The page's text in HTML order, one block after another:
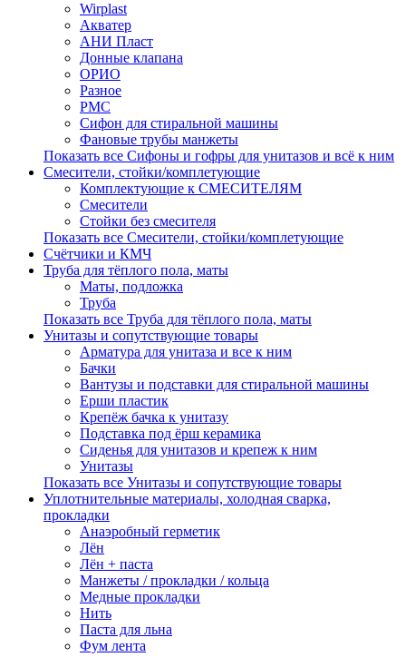
Wirplast
Акватер
АНИ Пласт
Донные клапана
ОРИО
Разное
РМС
Сифон для стиральной машины
Фановые трубы манжеты
Показать все Сифоны и гофры для унитазов и всё к ним
Смесители, стойки/комплетующие
Комплектующие к СМЕСИТЕЛЯМ
Смесители
Стойки без смесителя
Показать все Смесители, стойки/комплетующие
Счётчики и КМЧ
Труба для тёплого пола, маты
Маты, подложка
Труба
Показать все Труба для тёплого пола, маты
Унитазы и сопутствующие товары
Арматура для унитаза и все к ним
Бачки
Вантузы и подставки для стиральной машины
Ерши пластик
Крепёж бачка к унитазу
Подставка под ёрш керамика
Сиденья для унитазов и крепеж к ним
Унитазы
Показать все Унитазы и сопутствующие товары
Уплотнительные материалы, холодная сварка,
прокладки
Анаэробный герметик
Лён
Лён + паста
Манжеты / прокладки / кольца
Медные прокладки
Нить
Паста для льна
Фум лента